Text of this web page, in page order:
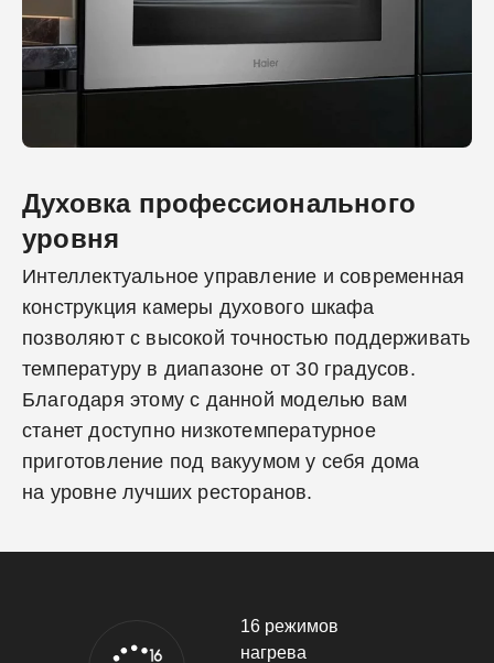
Духовка профессионального
уровня
Интеллектуальное управление и современная
конструкция камеры духового шкафа
позволяют с высокой точностью поддерживать
температуру в диапазоне от 30 градусов.
Благодаря этому с данной моделью вам
станет доступно низкотемпературное
приготовление под вакуумом у себя дома
на уровне лучших ресторанов.
16 режимов
нагрева